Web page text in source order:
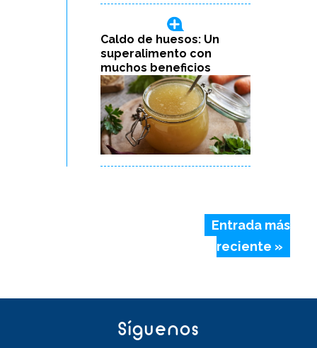
Caldo de huesos: Un
superalimento con
muchos beneficios
Entrada más
reciente »
Síguenos